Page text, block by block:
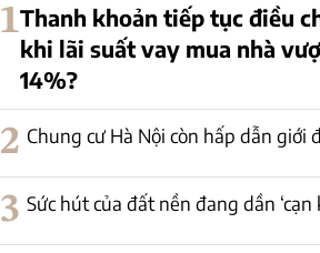
1Thanh khoản tiếp tục điều
khi lãi suất vay mua nhà
14%?
2 Chung cư Hà Nội còn hấp dẫn giới
3 Sức hút của đất nền đang dần ‘cạn